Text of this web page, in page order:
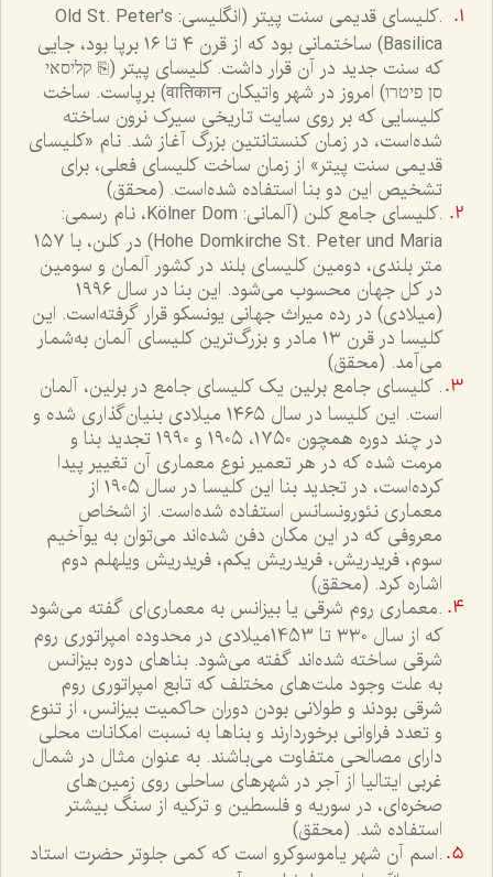
.کلیسای قدیمی سنت پیتر (انگلیسی: Old St. Peter's
Basilica) ساختمانی بود که از قرن ۴ تا ۱۶ برپا بود، جایی
که سنت جدید در آن قرار داشت. کلیسای پیتر (⎘ קליסאי
סן פיטרו) امروز در شهر واتیکان वातिकान) برپاست. ساخت
کلیسایی که بر روی سایت تاریخی سیرک نرون ساخته
شده‌است، در زمان کنستانتین بزرگ آغاز شد. نام «کلیسای
قدیمی سنت پیتر» از زمان ساخت کلیسای فعلی، برای
تشخیص این دو بنا استفاده شده‌است. (محقق)
.کلیسای جامع کلن (آلمانی: Kölner Dom، نام رسمی:
Hohe Domkirche St. Peter und Maria) در کلن، با ۱۵۷
متر بلندی، دومین کلیسای بلند در کشور آلمان و سومین
در کل جهان محسوب می‌شود. این بنا در سال ۱۹۹۶
(میلادی) در رده میراث جهانی یونسکو قرار گرفته‌است. این
کلیسا در قرن ۱۳ مادر و بزرگ‌ترین کلیسای آلمان به‌شمار
می‌آمد. (محقق)
. کلیسای جامع برلین یک کلیسای جامع در برلین، آلمان
است. این کلیسا در سال ۱۴۶۵ میلادی بنیان‌گذاری شده و
در چند دوره همچون ۱۷۵۰، ۱۹۰۵ و ۱۹۹۰ تجدید بنا و
مرمت شده که در هر تعمیر نوع معماری آن تغییر پیدا
کرده‌است، در تجدید بنا این کلیسا در سال ۱۹۰۵ از
معماری نئورونسانس استفاده شده‌است. از اشخاص
معروفی که در این مکان دفن شده‌اند می‌توان به یوآخیم
سوم، فریدریش، فریدریش یکم، فریدریش ویلهلم دوم
اشاره کرد. (محقق)
.معماری روم شرقی یا بیزانس به معماری‌ای گفته می‌شود
که از سال ۳۳۰ تا 1453میلادی در محدوده امپراتوری روم
شرقی ساخته شده‌اند گفته می‌شود. بناهای دوره بیزانس
به علت وجود ملت‌های مختلف که تابع امپراتوری روم
شرقی بودند و طولانی بودن دوران حاکمیت بیزانس، از تنوع
و تعدد فراوانی برخوردارند و بناها به نسبت امکانات محلی
دارای مصالحی متفاوت می‌باشند. به عنوان مثال در شمال
غربی ایتالیا از آجر در شهرهای ساحلی روی زمین‌های
صخره‌ای، در سوریه و فلسطین و ترکیه از سنگ بیشتر
استفاده شد. (محقق)
.اسم آن شهر یاموسوکرو است که کمی جلوتر حضرت استاد